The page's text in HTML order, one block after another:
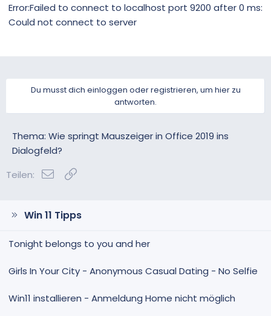
Error:Failed to connect to localhost port 9200 after 0 ms:
Could not connect to server
Du musst dich einloggen oder registrieren, um hier zu
antworten.
Thema: Wie springt Mauszeiger in Office 2019 ins
Dialogfeld?
Teilen:
E-Mail
Win 11 Tipps
Tonight belongs to you and her
Girls In Your City - Anonymous Casual Dating - No Selfie
Win11 installieren - Anmeldung Home nicht möglich